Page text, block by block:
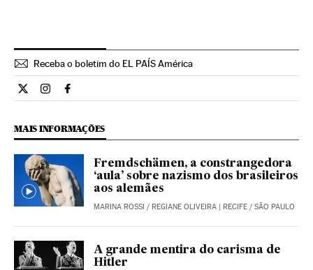
Receba o boletim do EL PAÍS América
Opiniao El País Brasil en Twitter
Opiniao El País Brasil en Instagram
Opiniao El País Brasil en Facebook
MAIS INFORMAÇÕES
Fremdschämen, a constrangedora
‘aula’ sobre nazismo dos brasileiros
aos alemães
MARINA ROSSI / REGIANE OLIVEIRA | RECIFE / SÃO PAULO
A grande mentira do carisma de
Hitler